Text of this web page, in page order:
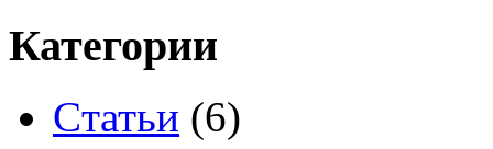
Категории
Cтатьи (6)